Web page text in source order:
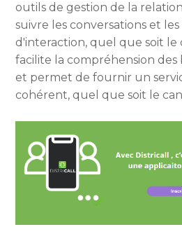
outils de gestion de la
suivre les conversations et
d'interaction, quel que soit le
facilite la compréhension des
et permet de fournir un
cohérent, quel que soit le